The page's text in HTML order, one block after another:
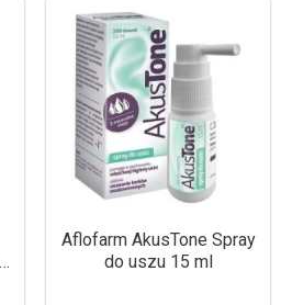
Aflofarm AkusTone Spray
do uszu 15 ml